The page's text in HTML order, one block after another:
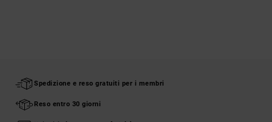
Spedizione e reso gratuiti per i membri
Reso entro 30 giorni